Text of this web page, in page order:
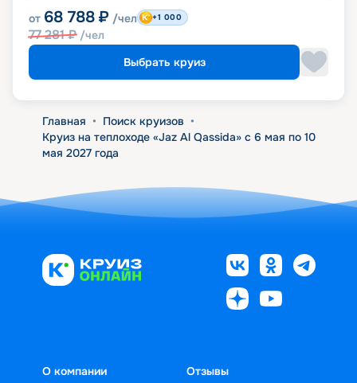
от 68 788 ₽ /чел
77 281₽ /чел
+1 000
Выбрать круиз
Главная • Поиск круизов •
Круиз на теплоходе «Jaz Al Qassida» с 6 мая по 10
мая 2027 года
О компании
Отзывы